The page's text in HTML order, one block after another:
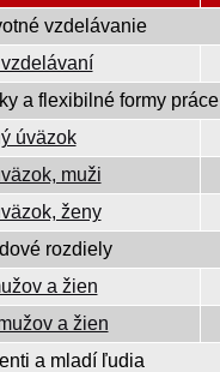
vzdelávanie
a flexibilné formy práce
úväzok
muži
ženy
rozdiely
a žien
a žien
a mladí ľudia